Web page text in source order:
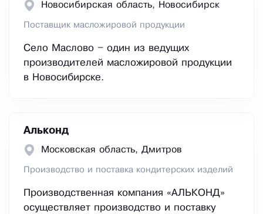
Новосибирская область, Новосибирск
Поставщик масложировой продукции
Село Маслово – один из ведущих
производителей масложировой продукции
в Новосибирске.
Альконд
Московская область, Дмитров
Производство и поставка кондитерских изделий
Производственная компания «АЛЬКОНД»
осуществляет производство и поставку